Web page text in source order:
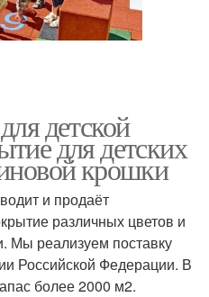
детской
для детских
крошки
и продаёт
различных цветов и
Мы реализуем поставку
Российской Федерации. В
более 2000 м2.